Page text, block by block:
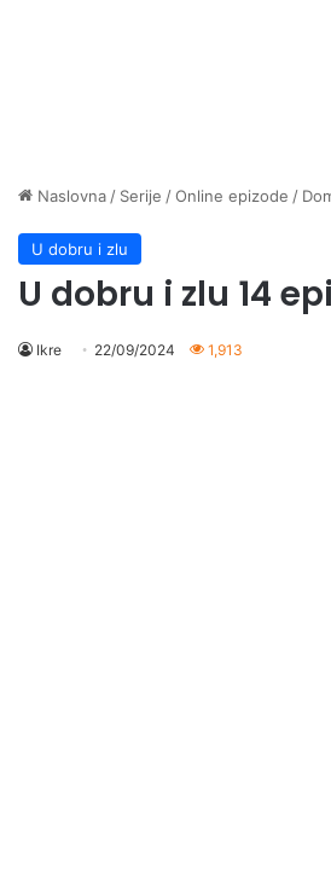
Naslovna / Serije /Online epizode /
U dobru i zlu
U dobru i zlu 14
Ikre 22/09/2024 1,913